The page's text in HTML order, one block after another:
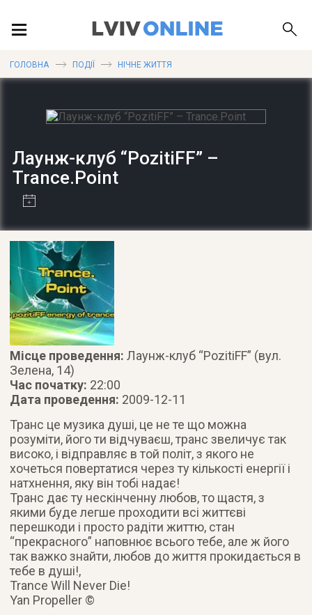
ПУБЛІКАЦІЇ
ДОВІДКА
ГОЛОВНА ПОДІЇ НІЧНЕ ЖИТТЯ
Лаунж-клуб “PozitiFF” –
Trance.Point
Місце проведення:Лаунж-клуб “PozitiFF” (вул.
Зелена, 14)
Час початку: 22:00
Дата проведення: 2009-12-11
Транс це музика душі, це не те що можна
розуміти, його ти відчуваєш, транс звеличує так
високо, і відправляє в той політ, з якого не
хочеться повертатися через ту кількості енергії і
натхнення, яку він тобі надає!
Транс дає ту нескінченну любов, то щастя, з
якими буде легше проходити всі життєві
перешкоди і просто радіти життю, стан
“прекрасного” наповнює всього тебе, але ж його
так важко знайти, любов до життя прокидається в
тебе в душі!,
Trance Will Never Die!
Yan Propeller ©